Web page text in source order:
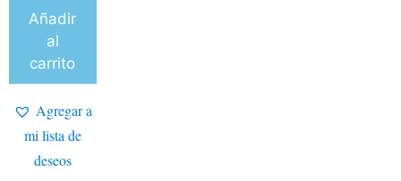
Añadir
al
carrito
Agregar a
mi lista de
deseos